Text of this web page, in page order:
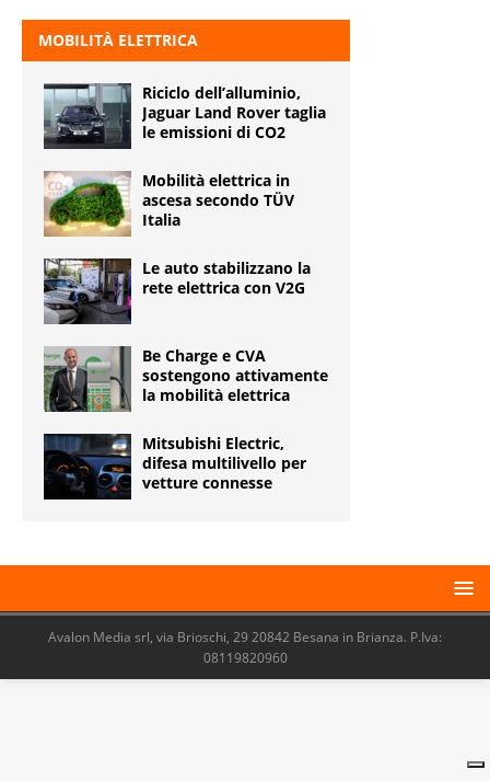
MOBILITÀ ELETTRICA
Riciclo dell’alluminio,
Jaguar Land Rover taglia
le emissioni di CO2
Mobilità elettrica in
ascesa secondo TÜV
Italia
Le auto stabilizzano la
rete elettrica con V2G
Be Charge e CVA
sostengono attivamente
la mobilità elettrica
Mitsubishi Electric,
difesa multilivello per
vetture connesse
Avalon Media srl, via Brioschi, 29 20842 Besana in Brianza. P.Iva:
08119820960